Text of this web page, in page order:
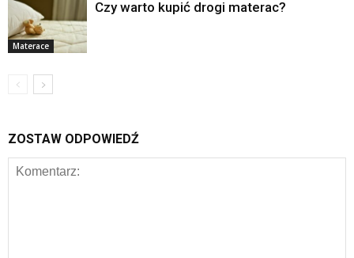
Materace
Czy warto kupić drogi materac?
ZOSTAW ODPOWIEDŹ